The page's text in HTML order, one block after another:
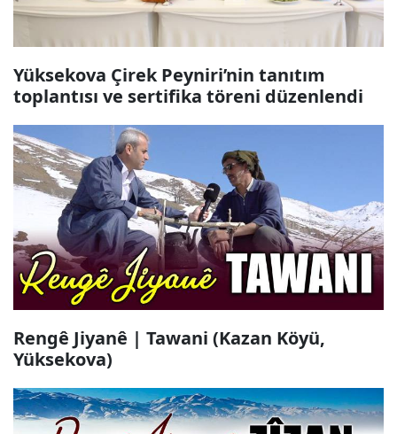
Yüksekova Çirek Peyniri’nin tanıtım
toplantısı ve sertifika töreni düzenlendi
Rengê Jiyanê | Tawani (Kazan Köyü,
Yüksekova)